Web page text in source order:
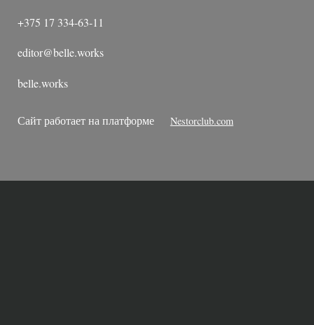
+375 17 334-63-11
editor@belle.works
belle.works
Сайт работает на платформе Nestorclub.com